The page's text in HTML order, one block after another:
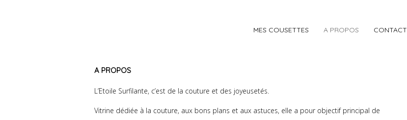
MES COUSETTES A PROPOS CONTACT
A PROPOS
L’Etoile Surfilante, c’est de la couture et des joyeusetés.
Vitrine dédiée à la couture, aux bons plans et aux astuces, elle a pour objectif principal de